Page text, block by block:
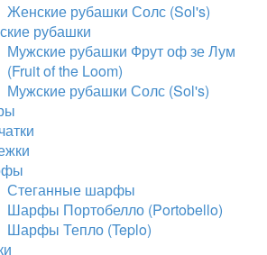
Женские рубашки Солс (Sol's)
рубашки
Мужские рубашки Фрут оф зе Лум
(Fruit of the Loom)
Мужские рубашки Солс (Sol's)
Стеганные шарфы
Шарфы Портобелло (Portobello)
Шарфы Тепло (Teplo)